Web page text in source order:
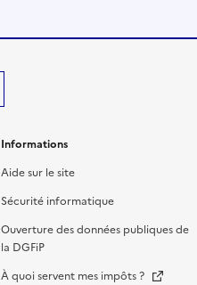
Informations
Aide sur le site
Sécurité informatique
Ouverture des données publiques de
la DGFiP
À quoi servent mes impôts ?